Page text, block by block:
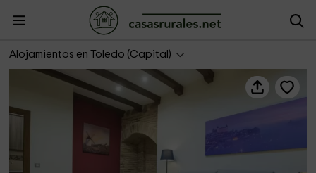
Alojamientos en Toledo (Capital)
Apartamento El Arco